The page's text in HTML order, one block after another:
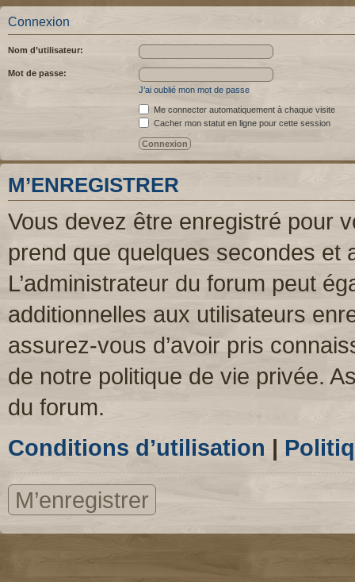
Connexion
Nom d’utilisateur:
Mot de passe:
J’ai oublié mon mot de passe
Me connecter automatiquement à chaque visite
Cacher mon statut en ligne pour cette session
M’ENREGISTRER
Vous devez être enregistré pour
prend que quelques secondes et
L’administrateur du forum peut
additionnelles aux utilisateurs
assurez-vous d’avoir pris
de notre politique de vie privée.
du forum.
Conditions d’utilisation |
M’enregistrer